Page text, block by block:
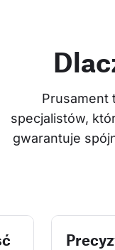
Prusament
specjalistów,
gwarantuje